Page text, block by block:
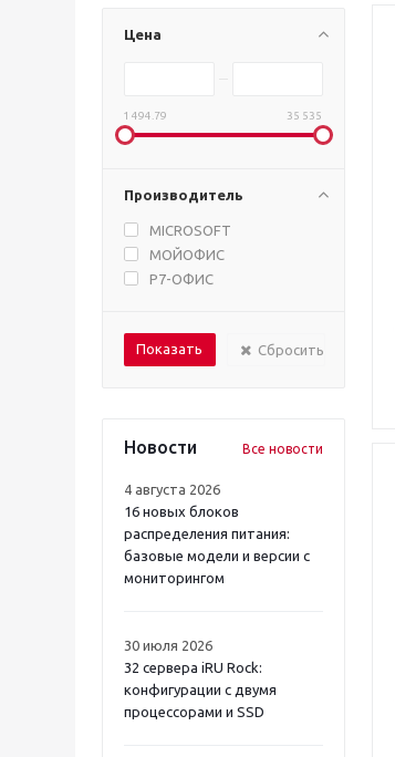
Цена
1 494.79 35 535
Производитель
MICROSOFT
МОЙОФИС
Р7-ОФИС
Сбросить
Новости Все новости
4 августа 2026
16 новых блоков
распределения питания:
базовые модели и версии с
мониторингом
30 июля 2026
32 сервера iRU Rock:
конфигурации с двумя
процессорами и SSD